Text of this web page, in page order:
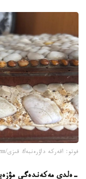
فوتو: اقەركە داۋرەنبەك قىزى/kazinform
-ەلدى مەكەندەگى